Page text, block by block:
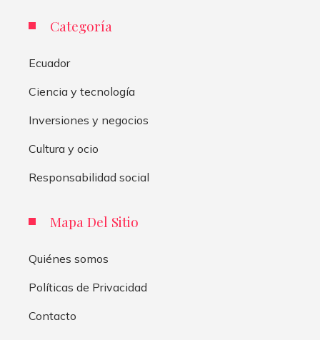
Categoría
Ecuador
Ciencia y tecnología
Inversiones y negocios
Cultura y ocio
Responsabilidad social
Mapa Del Sitio
Quiénes somos
Políticas de Privacidad
Contacto